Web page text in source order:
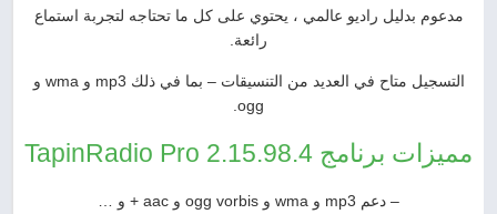
مدعوم بدليل راديو عالمي ، يحتوي على كل ما تحتاجه لتجربة استماع
رائعة.
التسجيل متاح في العديد من التنسيقات – بما في ذلك mp3 و wma و
ogg.
مميزات برنامج TapinRadio Pro 2.15.98.4
– دعم mp3 و wma و ogg vorbis و aac + و …